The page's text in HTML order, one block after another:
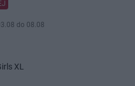
do 08.08
XL